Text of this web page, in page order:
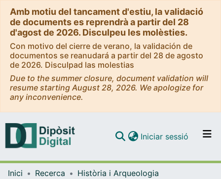
Amb motiu del tancament d'estiu, la validació
de documents es reprendrà a partir del 28
d'agost de 2026. Disculpeu les molèsties.
Con motivo del cierre de verano, la validación de
documentos se reanudará a partir del 28 de agosto
de 2026. Disculpad las molestias
Due to the summer closure, document validation will
resume starting August 28, 2026. We apologize for
any inconvenience.
Navega per tot el DD
Iniciar sessió (current)
Inici Recerca
Història i Arqueologia